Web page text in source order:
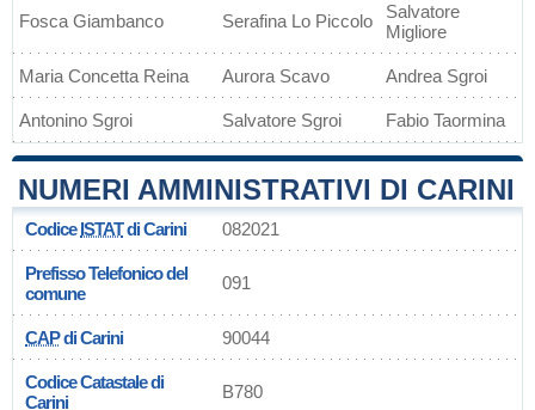
Fosca Giambanco Serafina Lo Piccolo
Salvatore
Migliore
Maria Concetta Reina Aurora Scavo Andrea Sgroi
Antonino Sgroi Salvatore Sgroi Fabio Taormina
NUMERI AMMINISTRATIVI DI CARINI
CodiceISTATdi Carini 082021
Prefisso Telefonico del
comune
091
CAPdi Carini 90044
Codice Catastale di
Carini
B780